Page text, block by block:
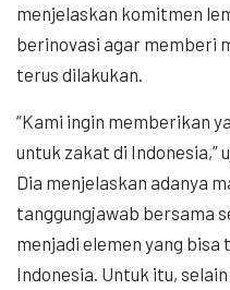
menjelaskan komitmen
berinovasi agar memberi
terus dilakukan.
“Kami ingin memberikan
untuk zakat di Indonesia,”
Dia menjelaskan adanya
tanggungjawab bersama
menjadi elemen yang
Indonesia. Untuk itu,